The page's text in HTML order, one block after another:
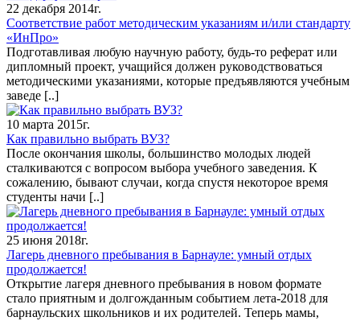
22 декабря 2014г.
Соответствие работ методическим указаниям и/или стандарту
«ИнПро»
Подготавливая любую научную работу, будь-то реферат или
дипломный проект, учащийся должен руководствоваться
методическими указаниями, которые предъявляются учебным
заведе [..]
10 марта 2015г.
Как правильно выбрать ВУЗ?
После окончания школы, большинство молодых людей
сталкиваются с вопросом выбора учебного заведения. К
сожалению, бывают случаи, когда спустя некоторое время
студенты начи [..]
25 июня 2018г.
Лагерь дневного пребывания в Барнауле: умный отдых
продолжается!
Открытие лагеря дневного пребывания в новом формате
стало приятным и долгожданным событием лета-2018 для
барнаульских школьников и их родителей. Теперь мамы,